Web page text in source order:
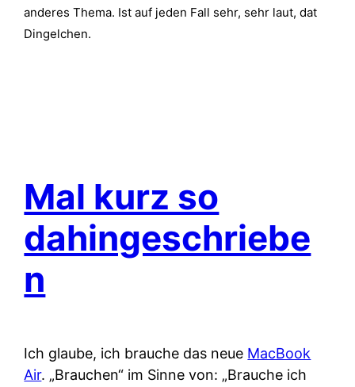
anderes Thema. Ist auf jeden Fall sehr, sehr laut, dat
Dingelchen.
Mal kurz so
dahingeschriebe
n
Ich glaube, ich brauche das neue MacBook
Air. „Brauchen“ im Sinne von: „Brauche ich